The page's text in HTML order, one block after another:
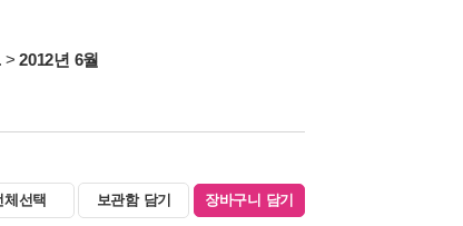
>2012년 6월
체선택 보관함 담기 장바구니 담기